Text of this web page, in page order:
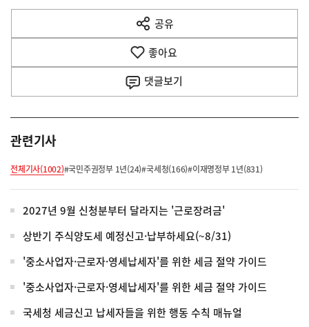
다
음
공유
열
기
좋아요
댓글보기
관련기사
전체기사(1002)#국민주권정부 1년(24)#국세청(166)#이재명정부 1년(831)
2027년 9월 신청분부터 달라지는 '근로장려금'
상반기 주식양도세 예정신고·납부하세요(~8/31)
'중소사업자·근로자·영세납세자'를 위한 세금 절약 가이드
'중소사업자·근로자·영세납세자'를 위한 세금 절약 가이드
국세청 세금신고 납세자들을 위한 행동 수칙 매뉴얼